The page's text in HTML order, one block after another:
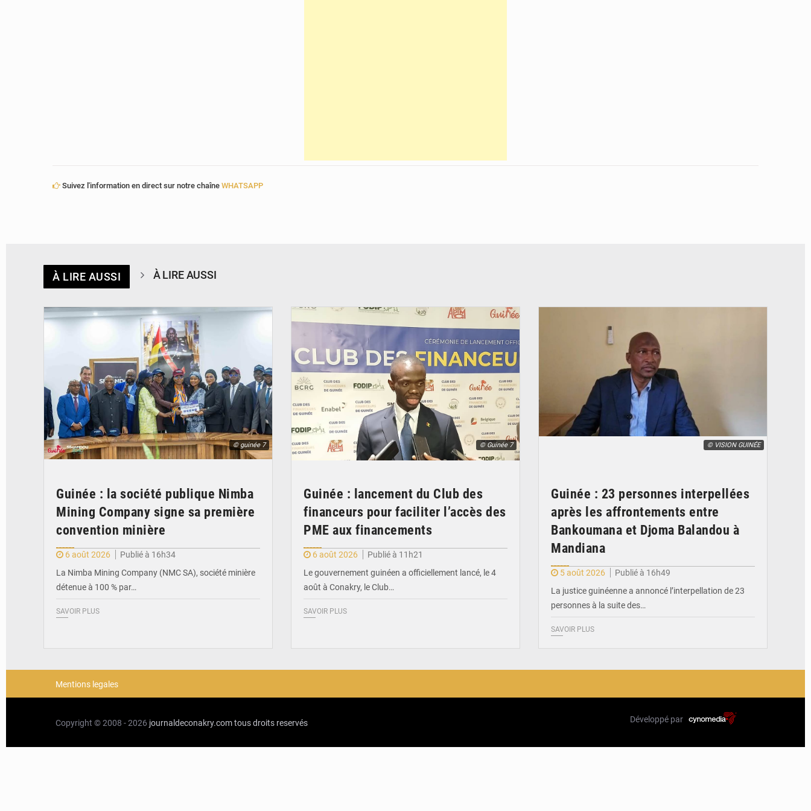
Suivez l'information en direct sur notre chaîne WHATSAPP
À LIRE AUSSI À LIRE AUSSI
© guinée 7
Guinée : la société publique Nimba
Mining Company signe sa première
convention minière
6 août 2026
Publié à 16h34
La Nimba Mining Company (NMC SA), société minière
détenue à 100 % par…
SAVOIR PLUS
© Guinée 7
Guinée : lancement du Club des
financeurs pour faciliter l’accès des
PME aux financements
6 août 2026
Publié à 11h21
Le gouvernement guinéen a officiellement lancé, le 4
août à Conakry, le Club…
SAVOIR PLUS
© VISION GUINÉE
Guinée : 23 personnes interpellées
après les affrontements entre
Bankoumana et Djoma Balandou à
Mandiana
5 août 2026
Publié à 16h49
La justice guinéenne a annoncé l’interpellation de 23
personnes à la suite des…
SAVOIR PLUS
Mentions legales
Copyright © 2008 - 2026 journaldeconakry.comtous droits reservés Développé par